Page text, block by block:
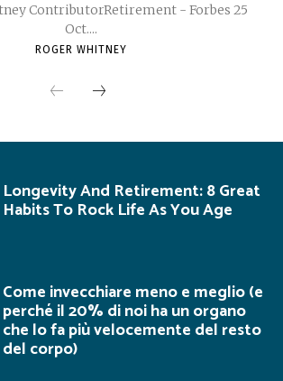
ContributorRetirement - Forbes 25
Oct....
ROGER WHITNEY
Longevity And Retirement: 8 Great
Habits To Rock Life As You Age
Come invecchiare meno e meglio (e
perché il 20% di noi ha un organo
che lo fa più velocemente del resto
del corpo)